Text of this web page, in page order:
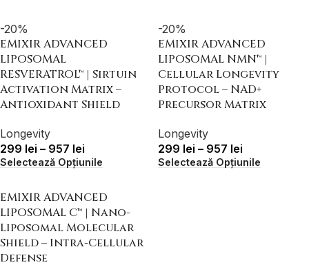
-20%
EMIXIR ADVANCED
LIPOSOMAL
RESVERATROL™ | Sirtuin
Activation Matrix –
Antioxidant Shield
Longevity
299 lei – 957 lei
Selectează Opțiunile
-20%
EMIXIR ADVANCED
LIPOSOMAL NMN™ |
Cellular Longevity
Protocol – NAD+
Precursor Matrix
Longevity
299 lei – 957 lei
Selectează Opțiunile
EMIXIR ADVANCED
LIPOSOMAL C™ | Nano-
Liposomal Molecular
Shield – Intra-Cellular
Defense